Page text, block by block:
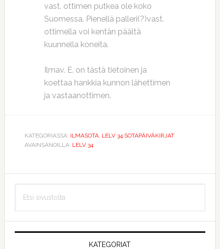
vast. ottimen putkea ole koko
Suomessa. Pienellä palleri(?)vast.
ottimella voi kentän päältä
kuunnella koneita.
Ilmav. E. on tästä tietoinen ja
koettaa hankkia kunnon lähettimen
ja vastaanottimen.
KATEGORIASSA: ILMASOTA, LELV 34 SOTAPÄIVÄKIRJAT
AVAINSANOILLA: LELV 34
Ensisijainen
sivupalkki
sivustolta
KATEGORIAT